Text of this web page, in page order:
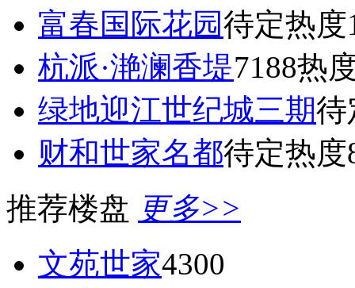
富春国际花园待定热度
杭派·滟澜香堤7188热
绿地迎江世纪城三期待
财和世家名都待定热度
推荐楼盘 更多>>
文苑世家4300